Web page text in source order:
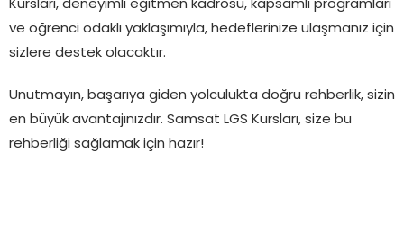
Kursları, deneyimli eğitmen kadrosu, kapsamlı programları
ve öğrenci odaklı yaklaşımıyla, hedeflerinize ulaşmanız için
sizlere destek olacaktır.
Unutmayın, başarıya giden yolculukta doğru rehberlik, sizin
en büyük avantajınızdır. Samsat LGS Kursları, size bu
rehberliği sağlamak için hazır!